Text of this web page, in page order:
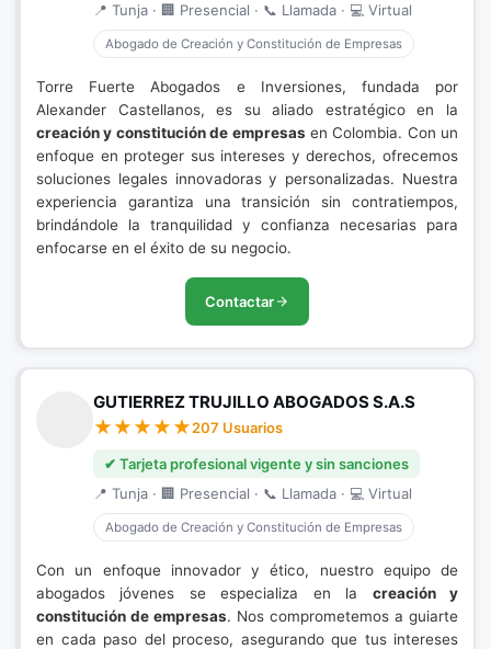
📍 Tunja · 🏢 Presencial · 📞 Llamada · 💻 Virtual
Abogado de Creación y Constitución de Empresas
Torre Fuerte Abogados e Inversiones, fundada por
Alexander Castellanos, es su aliado estratégico en la
creación y constitución de empresas en Colombia. Con un
enfoque en proteger sus intereses y derechos, ofrecemos
soluciones legales innovadoras y personalizadas. Nuestra
experiencia garantiza una transición sin contratiempos,
brindándole la tranquilidad y confianza necesarias para
enfocarse en el éxito de su negocio.
Contactar
GUTIERREZ TRUJILLO ABOGADOS S.A.S
207 Usuarios
✔ Tarjeta profesional vigente y sin sanciones
📍 Tunja · 🏢 Presencial · 📞 Llamada · 💻 Virtual
Abogado de Creación y Constitución de Empresas
Con un enfoque innovador y ético, nuestro equipo de
abogados jóvenes se especializa en la creación y
constitución de empresas. Nos comprometemos a guiarte
en cada paso del proceso, asegurando que tus intereses